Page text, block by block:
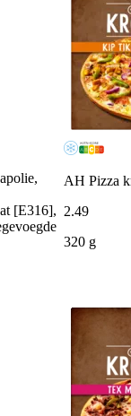
[E316],
AH Pizza
2.49
320 g